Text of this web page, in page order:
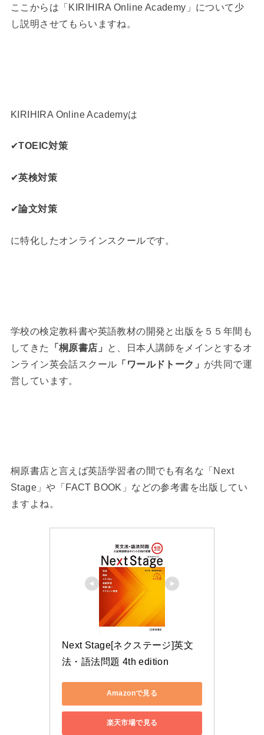
ここからは「KIRIHIRA Online Academy」について少
し説明させてもらいますね。
KIRIHIRA Online Academyは
✔TOEIC対策
✔英検対策
✔論文対策
に特化したオンラインスクールです。
学校の検定教科書や英語教材の開発と出版を５５年間も
してきた
「桐原書店」
と、日本人講師をメインとするオ
ンライン英会話スクール 「ワールドトーク」 が共同で運
営しています。
桐原書店と言えば英語学習者の間でも有名な「Next
Stage」や「FACT BOOK」などの参考書を出版してい
ますよね。
Next Stage[ネクステージ]英文
法・語法問題 4th edition
Amazonで見る
楽天市場で見る